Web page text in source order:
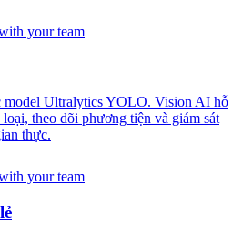
model Ultralytics YOLO. Vision AI hỗ
theo dõi phương tiện và giám sát
thực.